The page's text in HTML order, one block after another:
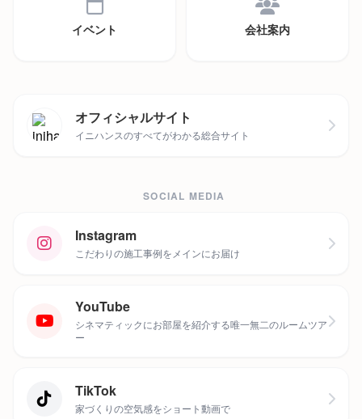
イベント 会社案内
オフィシャルサイト
イニハンスのすべてがわかる総合サイト
SOCIAL MEDIA
Instagram
こだわりの施工事例をメインにお届け
YouTube
シネマティックにお部屋を紹介する唯一無二のルームツア
ー
TikTok
家づくりの空気感をショート動画で